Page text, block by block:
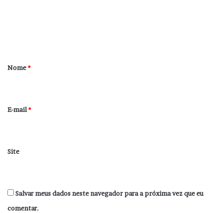
r
*
Nome*
E-mail*
Site
Salvar meus dados neste navegador para a próxima vez que eu
comentar.